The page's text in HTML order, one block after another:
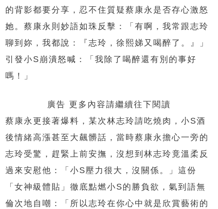
的背影都要分享，忍不住質疑蔡康永是否存心激怒
她。蔡康永則妙語如珠反擊：「有啊，我常跟志玲
聊到妳，我都說：『志玲，徐熙娣又喝醉了。』」
引發小S崩潰怒喊：「我除了喝醉還有別的事好
嗎！」
廣告 更多內容請繼續往下閱讀
蔡康永更接著爆料，某次林志玲請吃燒肉，小S酒
後情緒高漲甚至大飆髒話，當時蔡康永擔心一旁的
志玲受驚，趕緊上前安撫，沒想到林志玲竟溫柔反
過來安慰他：「小S壓力很大，沒關係。」這份
「女神級體貼」徹底點燃小S的勝負欲，氣到語無
倫次地自嘲：「所以志玲在你心中就是欣賞藝術的